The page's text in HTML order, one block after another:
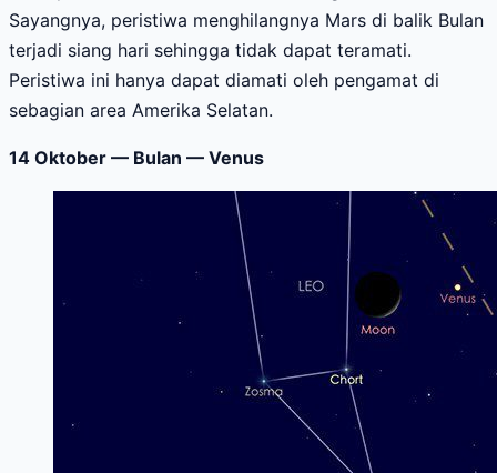
Sayangnya, peristiwa menghilangnya Mars di balik Bulan
terjadi siang hari sehingga tidak dapat teramati.
Peristiwa ini hanya dapat diamati oleh pengamat di
sebagian area Amerika Selatan.
14 Oktober — Bulan — Venus